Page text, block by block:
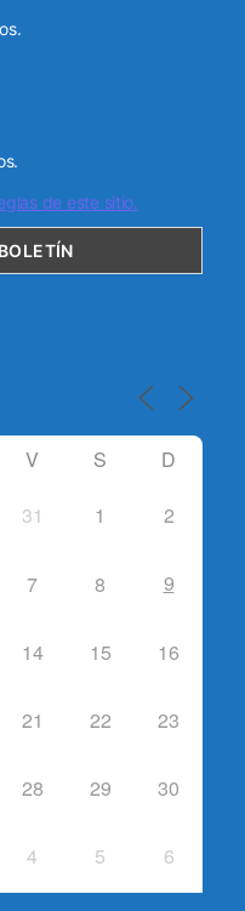
de este sitio.
V S D
31 1 2
7 8 9
14 15 16
21 22 23
28 29 30
4 5 6